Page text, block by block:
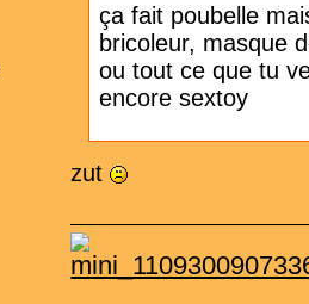
ça fait poubelle
bricoleur, masque
ou tout ce que tu
encore sextoy
zut